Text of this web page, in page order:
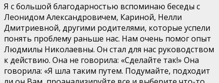
Я с большой благодарностью вспоминаю беседы с
Леонидом Александровичем, Кариной, Нелли
Дмитриевной, другими родителями, которые успели
понять проблему раньше нас. Нам очень помог опыт
Людмилы Николаевны. Он стал для нас руководством
к действию. Она не говорила: «Сделайте так!» Она
говорила: «Я шла таким путем. Подумайте, подходит